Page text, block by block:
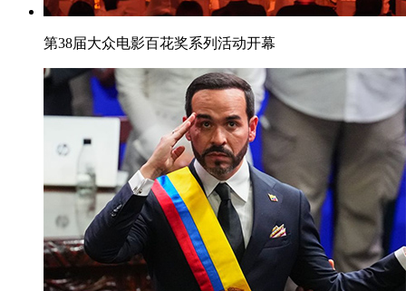
第38届大众电影百花奖系列活动开幕